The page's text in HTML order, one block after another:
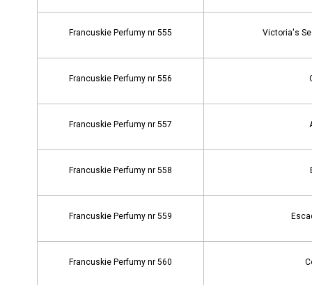
Francuskie Perfumy nr 555 Victoria's
Francuskie Perfumy nr 556
Francuskie Perfumy nr 557
Francuskie Perfumy nr 558
Francuskie Perfumy nr 559
Francuskie Perfumy nr 560